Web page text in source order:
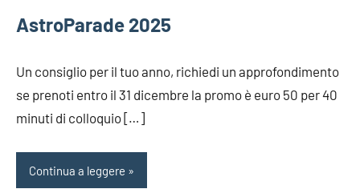
AstroParade 2025
Un consiglio per il tuo anno, richiedi un approfondimento
se prenoti entro il 31 dicembre la promo è euro 50 per 40
minuti di colloquio […]
Continua a leggere